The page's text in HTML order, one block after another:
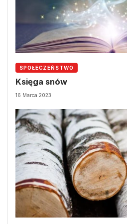
SPOŁECZEŃSTWO
Księga snów
16 Marca 2023